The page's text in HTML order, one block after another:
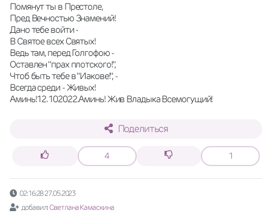
Помянут ты в Престоле,
Пред Вечностью Знамений!
Дано тебе войти -
В Святое всех Святых!
Ведь там, перед Голгофою -
Оставлен "прах плотского!",
Чтоб быть тебе в "Иакове!", -
Всегда среди - Живых!
Аминь!12.102022.Аминь! Жив Владыка Всемогущий!
Поделиться
4 1
02:16:28 27.05.2023
добавил: Светлана Камаскина